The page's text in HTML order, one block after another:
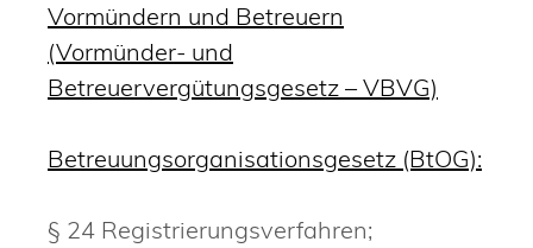
Vormündern und Betreuern
(Vormünder- und
Betreuervergütungsgesetz – VBVG)
Betreuungsorganisationsgesetz (BtOG):
§ 24 Registrierungsverfahren;